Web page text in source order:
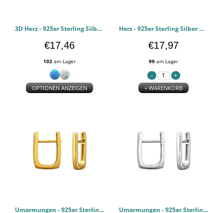
3D Herz - 925er Sterling Silber Huggie Hoops PCJW50691
€17,46
102 am Lager
OPTIONEN ANZEIGEN
Herz - 925er Sterling Silber Huggie Hoops PCJW50690
€17,97
99 am Lager
+ WARENKORB
Umarmungen - 925er Sterling Silber Huggie Hoops PCJW50658 Umarmungen - 925er Sterling Silber Huggie Hoops PCJW50657